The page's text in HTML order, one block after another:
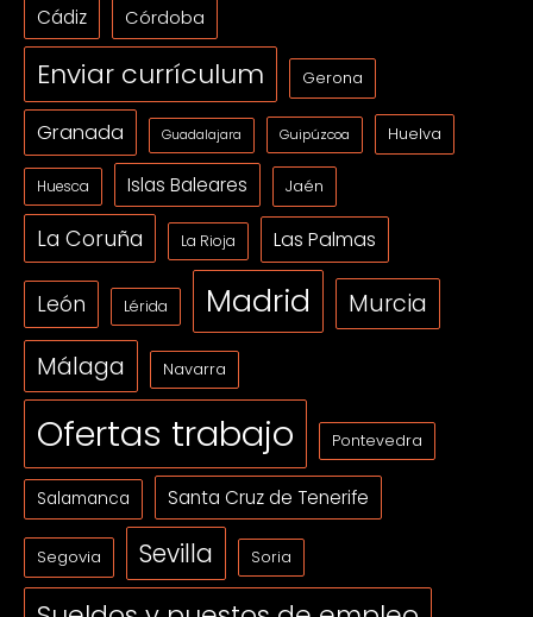
Cádiz Córdoba
Enviar currículum Gerona
Granada Guadalajara Guipúzcoa Huelva
Huesca Islas Baleares Jaén
La Coruña La Rioja Las Palmas
León Lérida Madrid Murcia
Málaga Navarra
Ofertas trabajo Pontevedra
Salamanca Santa Cruz de Tenerife
Segovia Sevilla Soria